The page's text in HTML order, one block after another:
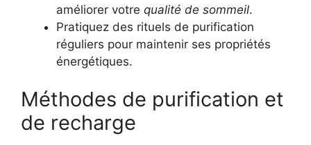
améliorer votre qualité de sommeil.
Pratiquez des rituels de purification
réguliers pour maintenir ses propriétés
énergétiques.
Méthodes de purification et
de recharge